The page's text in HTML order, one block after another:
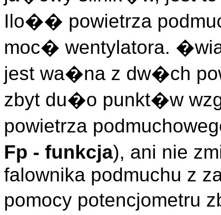
Ilo�� powietrza
moc� wentylatora.
jest wa�na z dw�ch
zbyt du�o punkt�w
powietrza
Fp - funkcja), ani nie
falownika podmuchu z
pomocy potencjometru